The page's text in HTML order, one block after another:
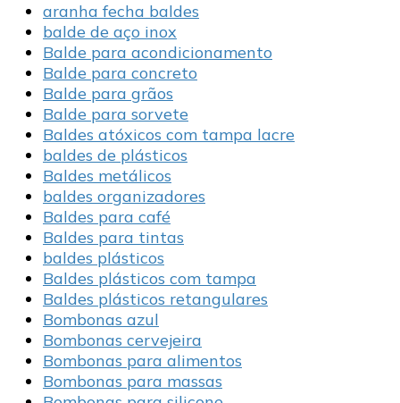
aranha fecha baldes
balde de aço inox
Balde para acondicionamento
Balde para concreto
Balde para grãos
Balde para sorvete
Baldes atóxicos com tampa lacre
baldes de plásticos
Baldes metálicos
baldes organizadores
Baldes para café
Baldes para tintas
baldes plásticos
Baldes plásticos com tampa
Baldes plásticos retangulares
Bombonas azul
Bombonas cervejeira
Bombonas para alimentos
Bombonas para massas